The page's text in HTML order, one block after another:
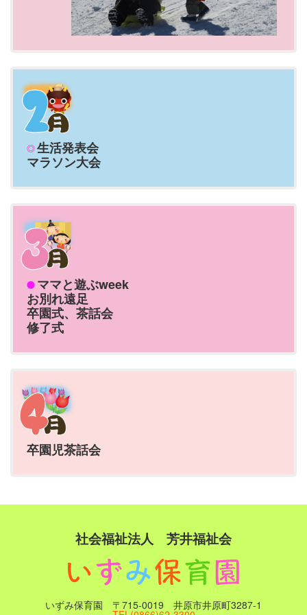
生活発表会
マラソン大会
ママと遊ぶweek
お別れ遠足
卒園式、茶話会
修了式
卒園児茶話会
社会福祉法人 芳井福祉会
いずみ保育園 〒715-0019 井原市井原町3287-1